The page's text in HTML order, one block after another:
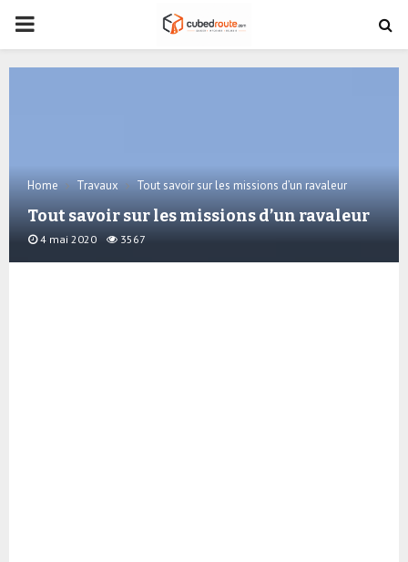
PRIMARY
MENU
Home Travaux Tout savoir sur les missions d’un ravaleur
Tout savoir sur les missions d’un ravaleur
4 mai 2020 3567